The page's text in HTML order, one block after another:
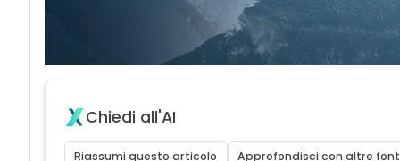
Chiedi all'AI
Riassumi questo articolo Approfondisci con altre